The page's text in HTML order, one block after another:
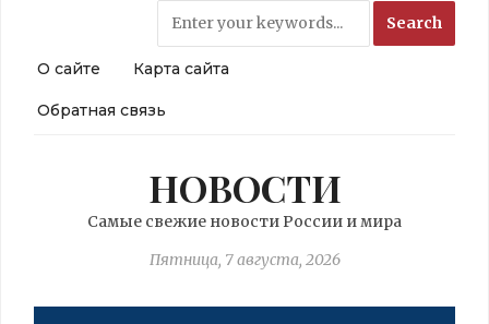
О сайте Карта сайта
Обратная связь
НОВОСТИ
Самые свежие новости России и мира
Пятница, 7 августа, 2026